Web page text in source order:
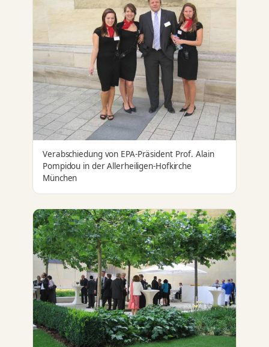
Verabschiedung von EPA-Präsident Prof. Alain
Pompidou in der Allerheiligen-Hofkirche
München